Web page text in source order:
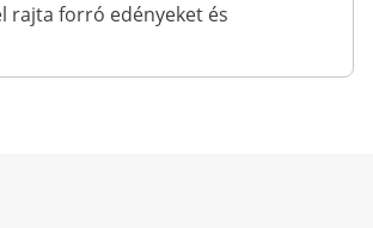
rajta forró edényeket és